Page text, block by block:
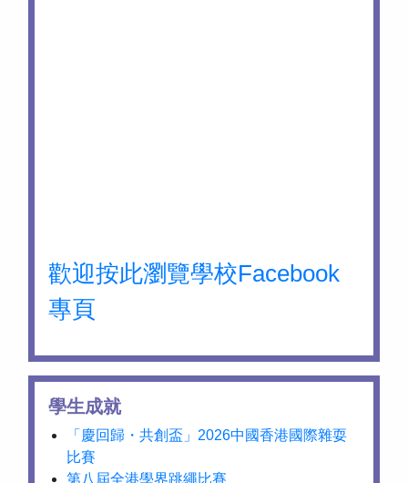
歡迎按此瀏覽學校Facebook
專頁
學生成就
「慶回歸・共創盃」2026中國香港國際雜耍
比賽
第八屆全港學界跳繩比賽